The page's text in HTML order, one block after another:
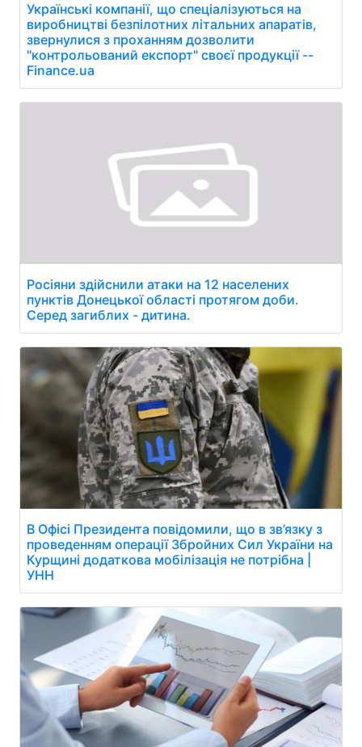
Українські компанії, що спеціалізуються на
виробництві безпілотних літальних апаратів,
звернулися з проханням дозволити
"контрольований експорт" своєї продукції --
Finance.ua
Росіяни здійснили атаки на 12 населених
пунктів Донецької області протягом доби.
Серед загиблих - дитина.
В Офісі Президента повідомили, що в зв’язку з
проведенням операції Збройних Сил України на
Курщині додаткова мобілізація не потрібна |
УНН